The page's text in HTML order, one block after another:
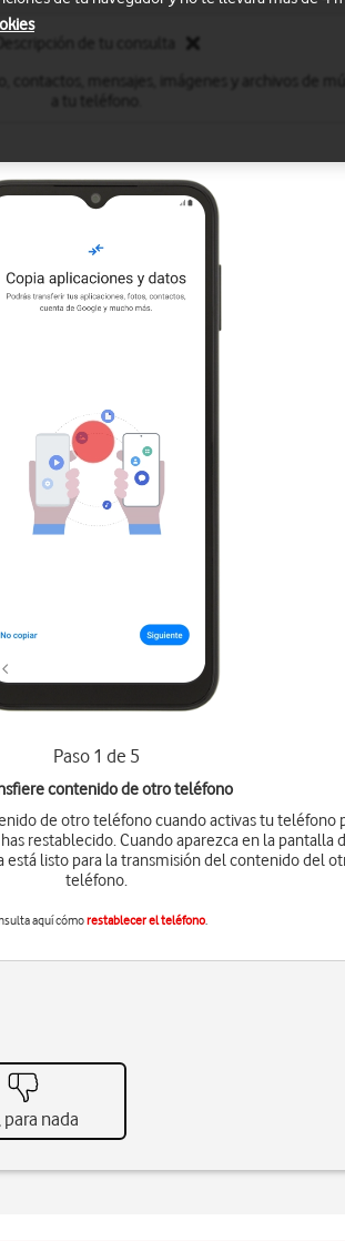
contactos, mensajes, imágenes y archivos de
Paso 1 de 5
contenido de otro teléfono
de otro teléfono cuando activas tu teléfono
restablecido. Cuando aparezca en la pantalla
está listo para la transmisión del contenido del
teléfono.
aquí cómorestablecer el teléfono.
para nada